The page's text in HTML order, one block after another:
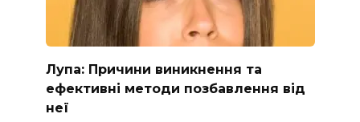
Лупа: Причини виникнення та
ефективні методи позбавлення від
неї